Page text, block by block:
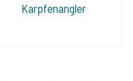
Karpfenangler